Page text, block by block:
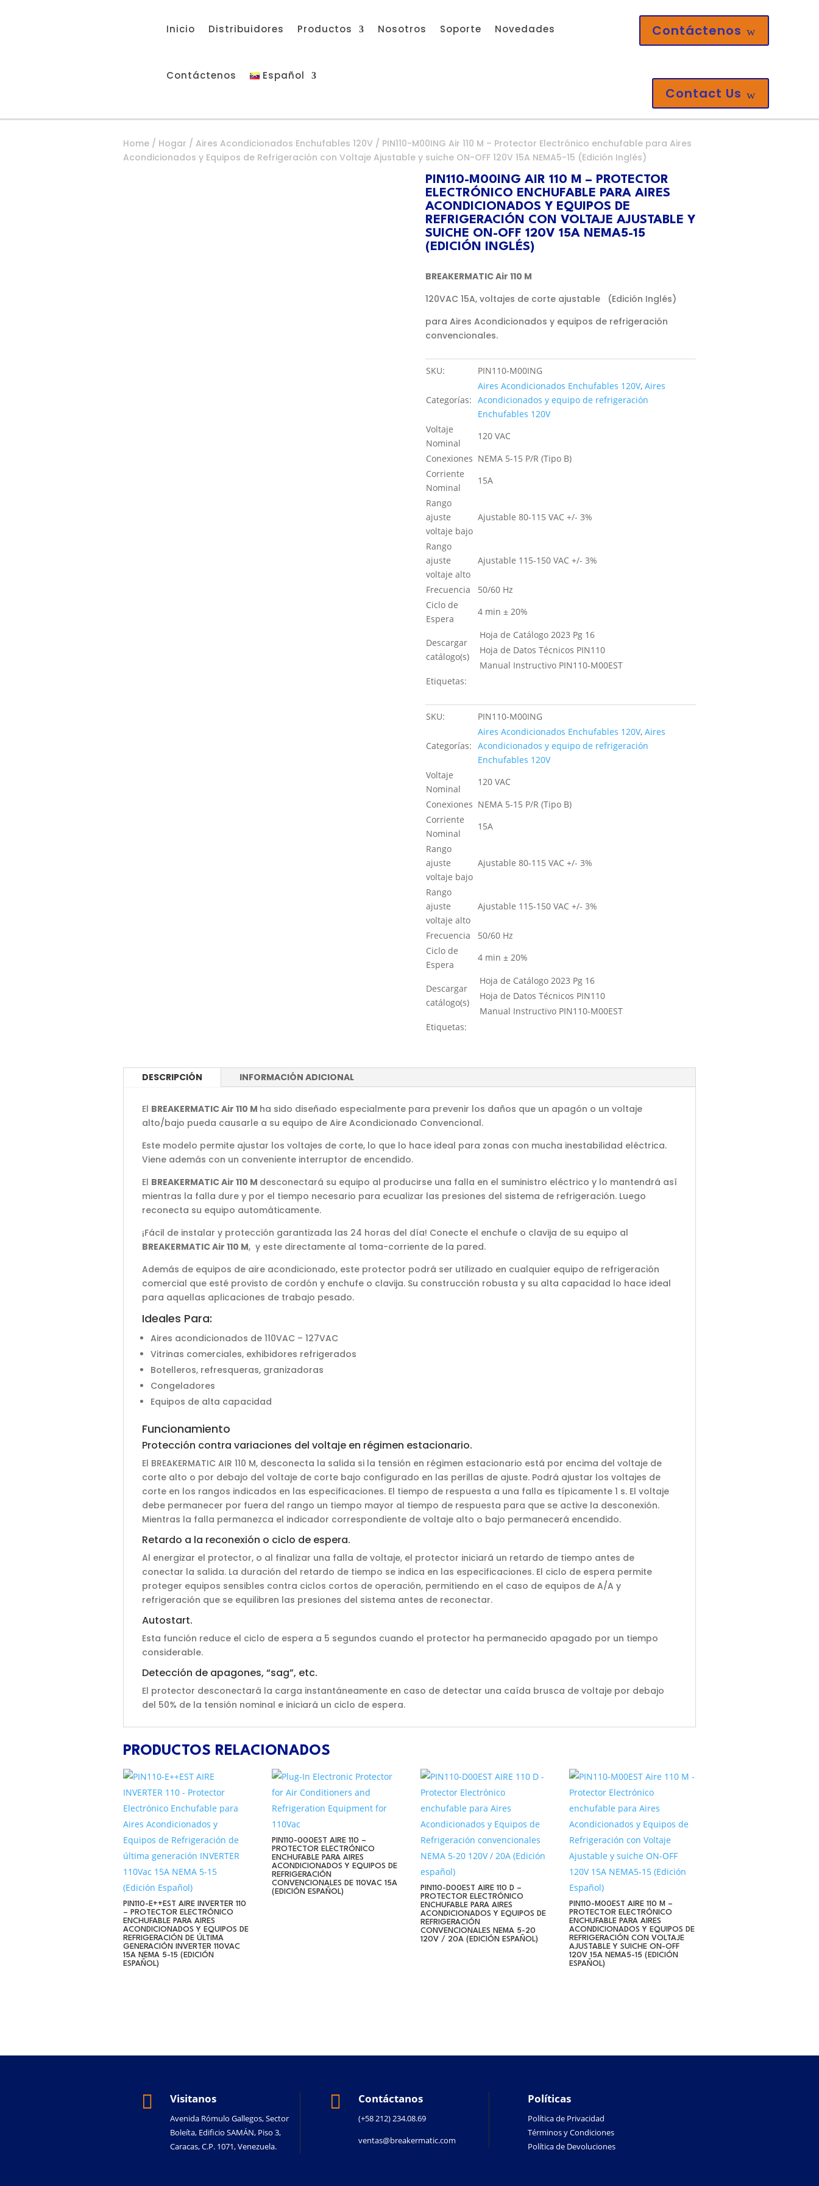
Inicio Distribuidores Productos Nosotros Soporte Novedades
Contáctenos Español
Contáctenos w
Contact Us w
Home/ Hogar / Aires Acondicionados Enchufables 120V / PIN110-M00ING Air 110 M – Protector Electrónico enchufable para Aires
Acondicionados y Equipos de Refrigeración con Voltaje Ajustable y suiche ON-OFF 120V 15A NEMA5-15 (Edición Inglés)
PIN110-M00ING AIR 110 M – PROTECTOR
ELECTRÓNICO ENCHUFABLE PARA AIRES
ACONDICIONADOS Y EQUIPOS DE
REFRIGERACIÓN CON VOLTAJE AJUSTABLE Y
SUICHE ON-OFF 120V 15A NEMA5-15
(EDICIÓN INGLÉS)
BREAKERMATIC Air 110 M
120VAC 15A, voltajes de corte ajustable (Edición Inglés)
para Aires Acondicionados y equipos de refrigeración
convencionales.
SKU: PIN110-M00ING
Categorías:
Aires Acondicionados Enchufables 120V, Aires
Acondicionados y equipo de refrigeración
Enchufables 120V
Voltaje
Nominal
120 VAC
Conexiones NEMA 5-15 P/R (Tipo B)
Corriente
Nominal
15A
Rango
ajuste
voltaje bajo
Ajustable 80-115 VAC +/- 3%
Rango
ajuste
voltaje alto
Ajustable 115-150 VAC +/- 3%
Frecuencia
50/60 Hz
Ciclo de
Espera
4 min ± 20%
Descargar
catálogo(s)
Hoja de Catálogo 2023 Pg 16
Hoja de Datos Técnicos PIN110
Manual Instructivo PIN110-M00EST
Etiquetas:
SKU: PIN110-M00ING
Categorías:
Aires Acondicionados Enchufables 120V, Aires
Acondicionados y equipo de refrigeración
Enchufables 120V
Voltaje
Nominal
120 VAC
Conexiones NEMA 5-15 P/R (Tipo B)
Corriente
Nominal
15A
Rango
ajuste
voltaje bajo
Ajustable 80-115 VAC +/- 3%
Rango
ajuste
voltaje alto
Ajustable 115-150 VAC +/- 3%
Frecuencia
50/60 Hz
Ciclo de
Espera
4 min ± 20%
Descargar
catálogo(s)
Hoja de Catálogo 2023 Pg 16
Hoja de Datos Técnicos PIN110
Manual Instructivo PIN110-M00EST
Etiquetas:
DESCRIPCIÓN INFORMACIÓN ADICIONAL
El BREAKERMATIC Air 110 M ha sido diseñado especialmente para prevenir los daños que un apagón o un voltaje
alto/bajo pueda causarle a su equipo de Aire Acondicionado Convencional.
Este modelo permite ajustar los voltajes de corte, lo que lo hace ideal para zonas con mucha inestabilidad eléctrica.
Viene además con un conveniente interruptor de encendido.
El BREAKERMATIC Air 110 M desconectará su equipo al producirse una falla en el suministro eléctrico y lo mantendrá así
mientras la falla dure y por el tiempo necesario para ecualizar las presiones del sistema de refrigeración. Luego
reconecta su equipo automáticamente.
¡Fácil de instalar y protección garantizada las 24 horas del día! Conecte el enchufe o clavija de su equipo al
BREAKERMATIC Air 110 M, y este directamente al toma-corriente de la pared.
Además de equipos de aire acondicionado, este protector podrá ser utilizado en cualquier equipo de refrigeración
comercial que esté provisto de cordón y enchufe o clavija. Su construcción robusta y su alta capacidad lo hace ideal
para aquellas aplicaciones de trabajo pesado.
Ideales Para:
Aires acondicionados de 110VAC – 127VAC
Vitrinas comerciales, exhibidores refrigerados
Botelleros, refresqueras, granizadoras
Congeladores
Equipos de alta capacidad
Funcionamiento
Protección contra variaciones del voltaje en régimen estacionario.
El BREAKERMATIC AIR 110 M, desconecta la salida si la tensión en régimen estacionario está por encima del voltaje de
corte alto o por debajo del voltaje de corte bajo configurado en las perillas de ajuste. Podrá ajustar los voltajes de
corte en los rangos indicados en las especificaciones. El tiempo de respuesta a una falla es típicamente 1 s. El voltaje
debe permanecer por fuera del rango un tiempo mayor al tiempo de respuesta para que se active la desconexión.
Mientras la falla permanezca el indicador correspondiente de voltaje alto o bajo permanecerá encendido.
Retardo a la reconexión o ciclo de espera.
Al energizar el protector, o al finalizar una falla de voltaje, el protector iniciará un retardo de tiempo antes de
conectar la salida. La duración del retardo de tiempo se indica en las especificaciones. El ciclo de espera permite
proteger equipos sensibles contra ciclos cortos de operación, permitiendo en el caso de equipos de A/A y
refrigeración que se equilibren las presiones del sistema antes de reconectar.
Autostart.
Esta función reduce el ciclo de espera a 5 segundos cuando el protector ha permanecido apagado por un tiempo
considerable.
Detección de apagones, “sag”, etc.
El protector desconectará la carga instantáneamente en caso de detectar una caída brusca de voltaje por debajo
del 50% de la tensión nominal e iniciará un ciclo de espera.
PRODUCTOS RELACIONADOS
PIN110-E++EST AIRE INVERTER 110
– PROTECTOR ELECTRÓNICO
ENCHUFABLE PARA AIRES
ACONDICIONADOS Y EQUIPOS DE
REFRIGERACIÓN DE ÚLTIMA
GENERACIÓN INVERTER 110VAC
15A NEMA 5-15 (EDICIÓN
ESPAÑOL)
PIN110-000EST AIRE 110 –
PROTECTOR ELECTRÓNICO
ENCHUFABLE PARA AIRES
ACONDICIONADOS Y EQUIPOS DE
REFRIGERACIÓN
CONVENCIONALES DE 110VAC 15A
(EDICIÓN ESPAÑOL)
PIN110-D00EST AIRE 110 D –
PROTECTOR ELECTRÓNICO
ENCHUFABLE PARA AIRES
ACONDICIONADOS Y EQUIPOS DE
REFRIGERACIÓN
CONVENCIONALES NEMA 5-20
120V / 20A (EDICIÓN ESPAÑOL)
PIN110-M00EST AIRE 110 M –
PROTECTOR ELECTRÓNICO
ENCHUFABLE PARA AIRES
ACONDICIONADOS Y EQUIPOS DE
REFRIGERACIÓN CON VOLTAJE
AJUSTABLE Y SUICHE ON-OFF
120V 15A NEMA5-15 (EDICIÓN
ESPAÑOL)
 Visitanos
Avenida Rómulo Gallegos, Sector
Boleíta, Edificio SAMÁN, Piso 3,
Caracas, C.P. 1071, Venezuela.
 Contáctanos
(+58 212) 234.08.69
ventas@breakermatic.com
Políticas
Política de Privacidad
Términos y Condiciones
Política de Devoluciones